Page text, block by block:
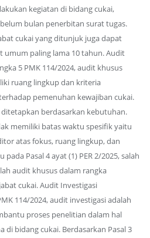
kegiatan di bidang cukai,
bulan penerbitan surat tugas.
cukai yang ditunjuk juga dapat
umum paling lama 10 tahun. Audit
5 PMK 114/2024, audit khusus
ruang lingkup dan kriteria
pemenuhan kewajiban cukai.
berdasarkan kebutuhan.
memiliki batas waktu spesifik yaitu
atas fokus, ruang lingkup, dan
Pasal 4 ayat (1) PER 2/2025, salah
audit khusus dalam rangka
cukai. Audit Investigasi
114/2024, audit investigasi adalah
proses penelitian dalam hal
bidang cukai. Berdasarkan Pasal 3